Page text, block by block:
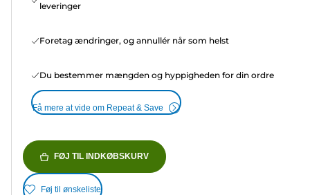
leveringer
Foretag ændringer, og annullér når som helst
Du bestemmer mængden og hyppigheden for din ordre
Få mere at vide om Repeat & Save
FØJ TIL INDKØBSKURV
Føj til ønskeliste